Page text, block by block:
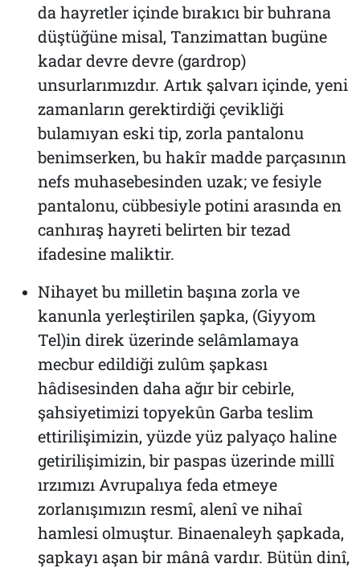
da hayretler içinde bırakıcı bir buhrana
düştüğüne misal, Tanzimattan bugüne
kadar devre devre (gardrop)
unsurlarımızdır. Artık şalvarı içinde, yeni
zamanların gerektirdiği çevikliği
bulamıyan eski tip, zorla pantalonu
benimserken, bu hakîr madde parçasının
nefs muhasebesinden uzak; ve fesiyle
pantalonu, cübbesiyle potini arasında en
canhıraş hayreti belirten bir tezad
ifadesine maliktir.
Nihayet bu milletin başına zorla ve
kanunla yerleştirilen şapka, (Giyyom
Tel)in direk üzerinde selâmlamaya
mecbur edildiği zulûm şapkası
hâdisesinden daha ağır bir cebirle,
şahsiyetimizi topyekûn Garba teslim
ettirilişimizin, yüzde yüz palyaço haline
getirilişimizin, bir paspas üzerinde millî
ırzımızı Avrupalıya feda etmeye
zorlanışımızın resmî, alenî ve nihaî
hamlesi olmuştur. Binaenaleyh şapkada,
şapkayı aşan bir mânâ vardır. Bütün dinî,